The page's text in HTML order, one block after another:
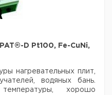
плит,
водяных бань.
температуры, хорошо